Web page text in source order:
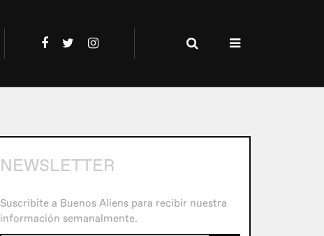
NEWSLETTER
Suscribite a Buenos Aliens para recibir nuestra
información semanalmente.